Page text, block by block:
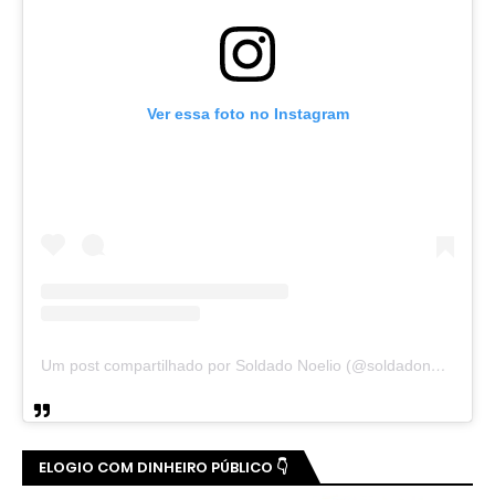
Ver essa foto no Instagram
Um post compartilhado por Soldado Noelio (@soldadonoelio)
ELOGIO COM DINHEIRO PÚBLICO 👇